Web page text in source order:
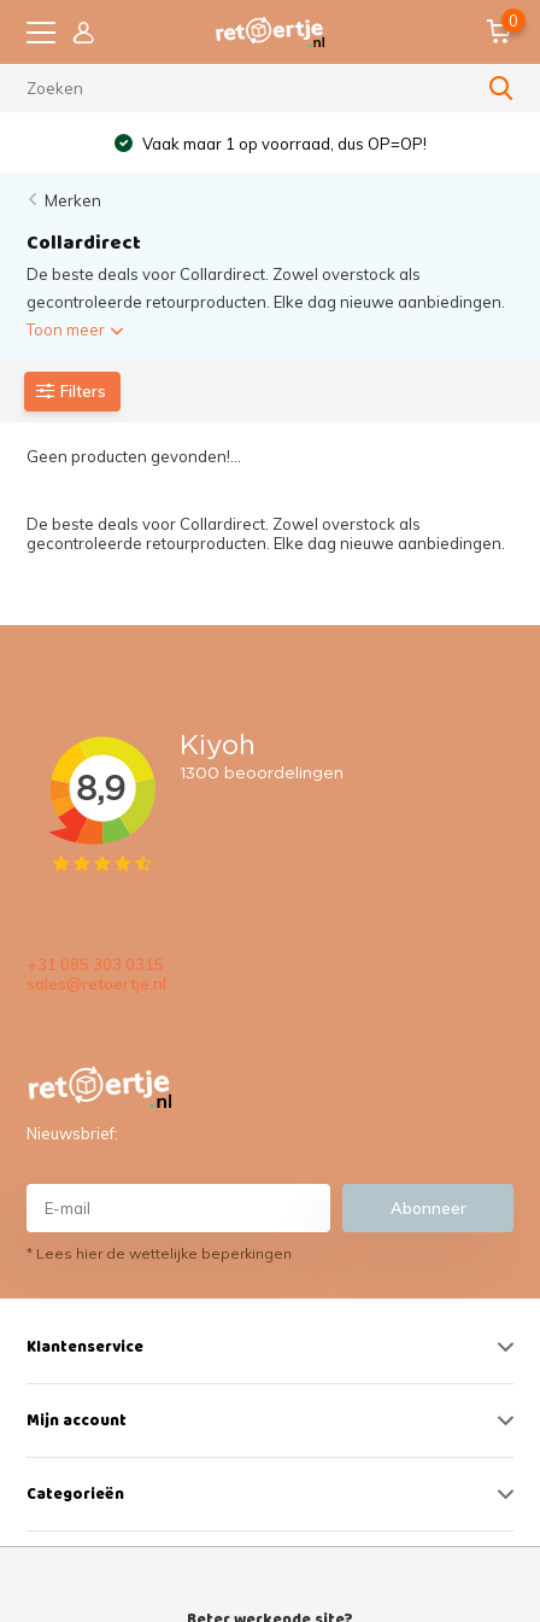
0
Vaak maar 1 op voorraad, dus OP=OP!
Merken
Collardirect
De beste deals voor Collardirect. Zowel overstock als
gecontroleerde retourproducten. Elke dag nieuwe aanbiedingen.
Toon meer
Filters
Geen producten gevonden!...
De beste deals voor Collardirect. Zowel overstock als
gecontroleerde retourproducten. Elke dag nieuwe aanbiedingen.
+31 085 303 0315
sales@retoertje.nl
Nieuwsbrief:
Abonneer
* Lees hier de wettelijke beperkingen
Klantenservice
Mijn account
Categorieën